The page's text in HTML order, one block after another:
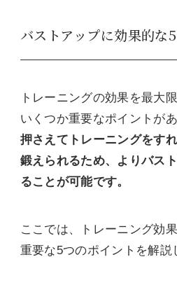
バストアップに効果的な
トレーニングの効果を最大
いくつか重要なポイントが
押さえてトレーニングをす
鍛えられるため、よりバス
ることが可能です。
ここでは、トレーニング効
重要な5つのポイントを解説